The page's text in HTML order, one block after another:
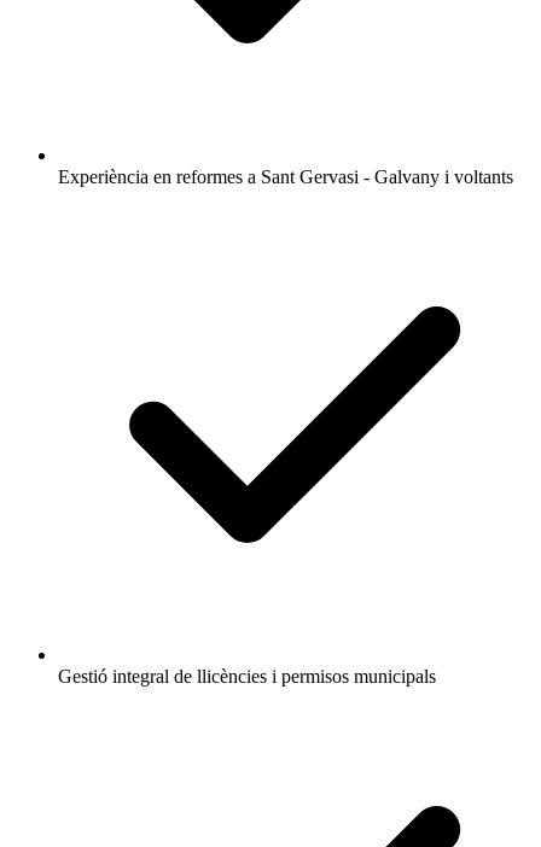
Experiència en reformes a Sant Gervasi - Galvany i voltants
Gestió integral de llicències i permisos municipals